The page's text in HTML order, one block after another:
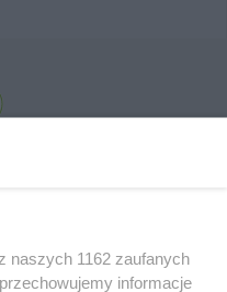
Serwis Informacyjny Miasta
naszych 1162 zaufanych
informacje